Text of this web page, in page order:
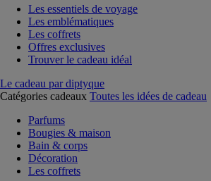
Les essentiels de voyage
Les emblématiques
Les coffrets
Offres exclusives
Trouver le cadeau idéal
Le cadeau par diptyque
Catégories cadeaux Toutes les idées de cadeau
Parfums
Bougies & maison
Bain & corps
Décoration
Les coffrets